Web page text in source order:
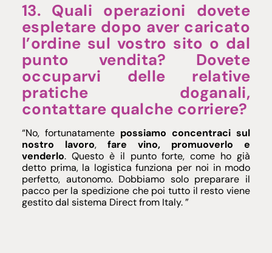
13. Quali operazioni dovete
espletare dopo aver caricato
l’ordine sul vostro sito o dal
punto vendita? Dovete
occuparvi delle relative
pratiche doganali,
contattare qualche corriere?
“No, fortunatamente possiamo concentraci sul
nostro lavoro, fare vino, promuoverlo e
venderlo. Questo è il punto forte, come ho già
detto prima, la logistica funziona per noi in modo
perfetto, autonomo. Dobbiamo solo preparare il
pacco per la spedizione che poi tutto il resto viene
gestito dal sistema Direct from Italy. ”